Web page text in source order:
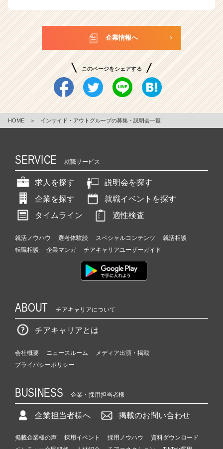
企業情報へ
このページをシェアする
HOME ＞ インサイド・アウトグループの募集・説明会一覧
SERVICE 就職サービス
求人を探す
説明会を探す
企業を探す
就職イベントを探す
タイムライン
適性検査
就活ノウハウ 選考体験談 スペシャルコンテンツ
就活相談
転職相談
企業マンガ チアキャリアユーザーガイド
ABOUT チアキャリアについて
チアキャリアとは
会社概要 ニュースルーム
メディア出演・掲載
プライバシーポリシー
BUSINESS 企業・採用担当者様
企業担当者様へ 掲載のお問い合わせ
掲載企業様の声 採用イベント 採用ノウハウ
資料ダウンロード